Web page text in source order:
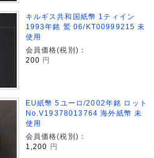
キルギス共和国紙幣 1ティイン
1993年銘 鷲 06/KT00999215 未
使用
会員価格(税別)：
200 円
EU紙幣 5ユーロ/2002年銘 ロット
No.V19378013764 海外紙幣 未
使用
会員価格(税別)：
1,200
円